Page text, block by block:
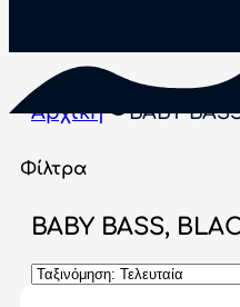
Αρχική BABY
Φίλτρα
BABY BASS,